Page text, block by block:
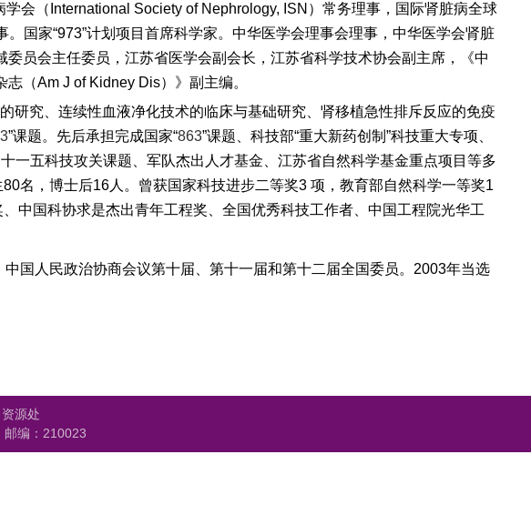
学会（ International Society of Nephrology, ISN ）常务理事，国际肾脏病全球
。国家“973”计划项目首席科学家。中华医学会理事会理事，中华医学会肾脏
员会主任委员，江苏省医学会副会长，江苏省科学技术协会副主席，《中
志（Am J of Kidney Dis）》副主编。
研究、连续性血液净化技术的临床与基础研究、肾移植急性排斥反应的免疫
”课题。先后承担完成国家“863”课题、科技部“重大新药创制”科技重大专项、
一五科技攻关课题、军队杰出人才基金、江苏省自然科学基金重点项目等多
80名，博士后16人。曾获国家科技进步二等奖3 项，教育部自然科学一等奖1
中国科协求是杰出青年工程奖、全国优秀科技工作者、中国工程院光华工
国人民政治协商会议第十届、第十一届和第十二届全国委员。 2003年当选
源处
编：210023